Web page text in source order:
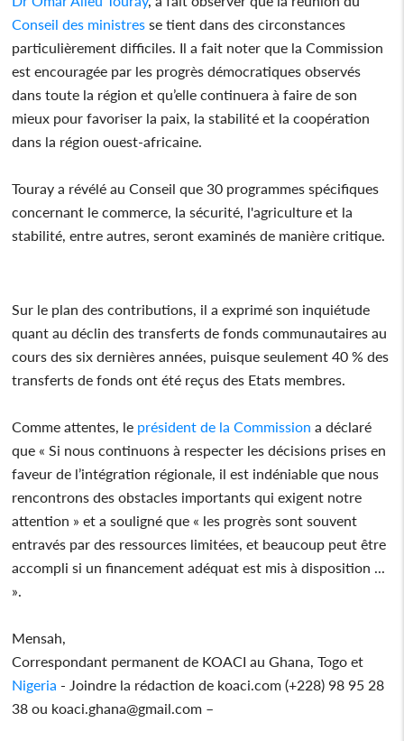
Conseil des ministres se tient dans des circonstances
particulièrement difficiles. Il a fait noter que la Commission
est encouragée par les progrès démocratiques observés
dans toute la région et qu’elle continuera à faire de son
mieux pour favoriser la paix, la stabilité et la coopération
dans la région ouest-africaine.
Touray a révélé au Conseil que 30 programmes spécifiques
concernant le commerce, la sécurité, l'agriculture et la
stabilité, entre autres, seront examinés de manière critique.
Sur le plan des contributions, il a exprimé son inquiétude
quant au déclin des transferts de fonds communautaires au
cours des six dernières années, puisque seulement 40 % des
transferts de fonds ont été reçus des Etats membres.
Comme attentes, le président de la Commission a déclaré
que « Si nous continuons à respecter les décisions prises en
faveur de l’intégration régionale, il est indéniable que nous
rencontrons des obstacles importants qui exigent notre
attention » et a souligné que « les progrès sont souvent
entravés par des ressources limitées, et beaucoup peut être
accompli si un financement adéquat est mis à disposition ...
».
Mensah,
Correspondant permanent de KOACI au Ghana, Togo et
Nigeria - Joindre la rédaction de koaci.com (+228) 98 95 28
38 ou koaci.ghana@gmail.com –